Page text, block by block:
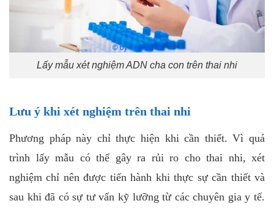
Lấy mẫu xét nghiệm ADN cha con trên thai nhi
Lưu ý khi xét nghiệm trên thai nhi
Phương pháp này chỉ thực hiện khi cần thiết. Vì quá
trình lấy mẫu có thể gây ra rủi ro cho thai nhi, xét
nghiệm chỉ nên được tiến hành khi thực sự cần thiết và
sau khi đã có sự tư vấn kỹ lưỡng từ các chuyên gia y tế.